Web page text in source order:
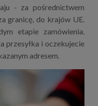
- za pośrednictwem
granicę, do krajów UE.
etapie zamówienia.
przesyłka i oczekujecie
adresem.